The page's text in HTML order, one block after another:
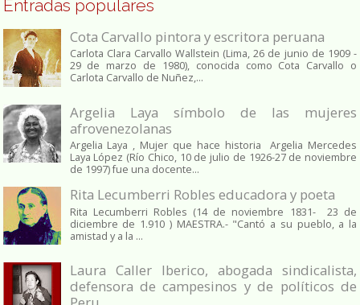
Entradas populares
Cota Carvallo pintora y escritora peruana
Carlota Clara Carvallo Wallstein (Lima, 26 de junio de 1909 -
29 de marzo de 1980), conocida como Cota Carvallo o
Carlota Carvallo de Nuñez,...
Argelia Laya símbolo de las mujeres
afrovenezolanas
Argelia Laya , Mujer que hace historia Argelia Mercedes
Laya López (Río Chico, 10 de julio de 1926-27 de noviembre
de 1997) fue una docente...
Rita Lecumberri Robles educadora y poeta
Rita Lecumberri Robles (14 de noviembre 1831- 23 de
diciembre de 1.910 ) MAESTRA.- "Cantó a su pueblo, a la
amistad y a la ...
Laura Caller Iberico, abogada sindicalista,
defensora de campesinos y de políticos de